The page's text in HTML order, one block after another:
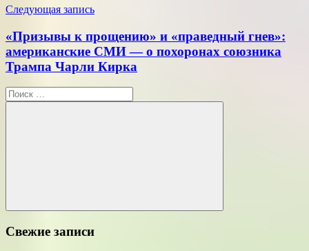
Следующая запись
«Призывы к прощению» и «праведный гнев»:
американские СМИ — о похоронах союзника
Трампа Чарли Кирка
Поиск
для:
Поиск
Свежие записи